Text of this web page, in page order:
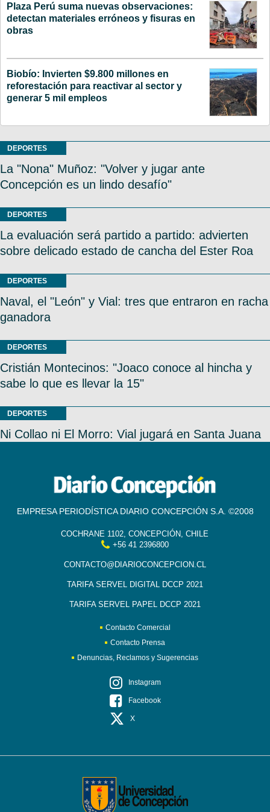
Plaza Perú suma nuevas observaciones:
detectan materiales erróneos y fisuras en
obras
Biobío: Invierten $9.800 millones en
reforestación para reactivar al sector y
generar 5 mil empleos
DEPORTES
La "Nona" Muñoz: "Volver y jugar ante
Concepción es un lindo desafío"
DEPORTES
La evaluación será partido a partido: advierten
sobre delicado estado de cancha del Ester Roa
DEPORTES
Naval, el "León" y Vial: tres que entraron en racha
ganadora
DEPORTES
Cristián Montecinos: "Joaco conoce al hincha y
sabe lo que es llevar la 15"
DEPORTES
Ni Collao ni El Morro: Vial jugará en Santa Juana
EMPRESA PERIODÍSTICA DIARIO CONCEPCIÓN S.A. ©2008
COCHRANE 1102, CONCEPCIÓN, CHILE
+56 41 2396800
CONTACTO@DIARIOCONCEPCION.CL
TARIFA SERVEL DIGITAL DCCP 2021
TARIFA SERVEL PAPEL DCCP 2021
Contacto Comercial
Contacto Prensa
Denuncias, Reclamos y Sugerencias
Instagram
Facebook
X